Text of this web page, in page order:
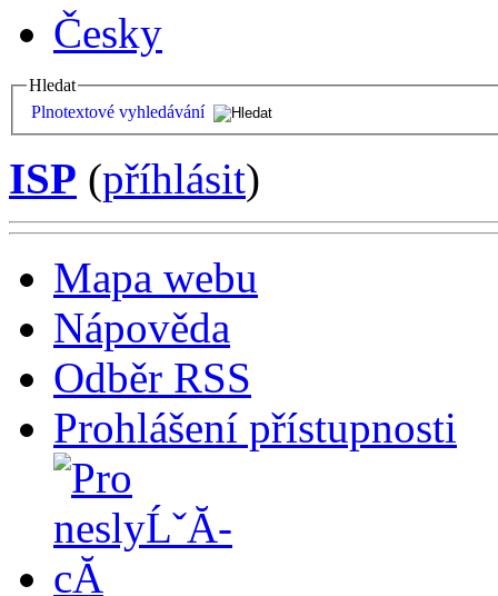
Česky
Hledat
Plnotextové vyhledávání
ISP (příhlásit)
Mapa webu
Nápověda
Odběr RSS
Prohlášení přístupnosti